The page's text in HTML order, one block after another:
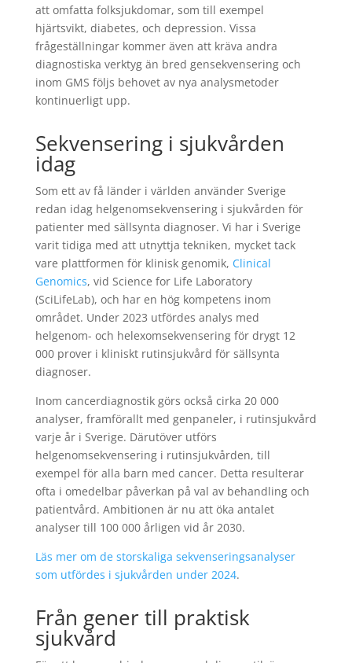
att omfatta folksjukdomar, som till exempel
hjärtsvikt, diabetes, och depression. Vissa
frågeställningar kommer även att kräva andra
diagnostiska verktyg än bred gensekvensering och
inom GMS följs behovet av nya analysmetoder
kontinuerligt upp.
Sekvensering i sjukvården
idag
Som ett av få länder i världen använder Sverige
redan idag helgenomsekvensering i sjukvården för
patienter med sällsynta diagnoser. Vi har i Sverige
varit tidiga med att utnyttja tekniken, mycket tack
vare plattformen för klinisk genomik, Clinical
Genomics, vid Science for Life Laboratory
(SciLifeLab), och har en hög kompetens inom
området. Under 2023 utfördes analys med
helgenom- och helexomsekvensering för drygt 12
000 prover i kliniskt rutinsjukvård för sällsynta
diagnoser.
Inom cancerdiagnostik görs också cirka 20 000
analyser, framförallt med genpaneler, i rutinsjukvård
varje år i Sverige. Därutöver utförs
helgenomsekvensering i rutinsjukvården, till
exempel för alla barn med cancer. Detta resulterar
ofta i omedelbar påverkan på val av behandling och
patientvård. Ambitionen är nu att öka antalet
analyser till 100 000 årligen vid år 2030.
Läs mer om de storskaliga sekvenseringsanalyser
som utfördes i sjukvården under 2024.
Från gener till praktisk
sjukvård